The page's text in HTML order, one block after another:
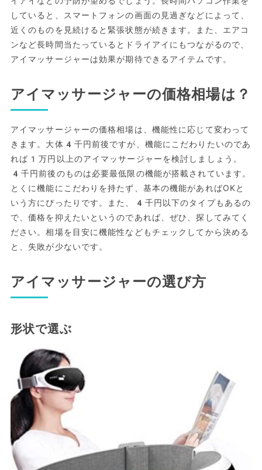
していると、スマートフォンの画面の見過ぎなどによって、
近くのものを見続けると緊張状態が続きます。また、エアコ
ンなど長時間当たっているとドライアイにもつながるので、
アイマッサージャーは効果が期待できるアイテムです。
アイマッサージャーの価格相場は？
アイマッサージャーの価格相場は、機能性に応じて変わって
きます。大体4千円前後ですが、機能にこだわりたいのであ
れば1万円以上のアイマッサージャーを検討しましょう。
4千円前後のものは必要最低限の機能が搭載されています。
とくに機能にこだわりを持たず、基本の機能があればOKと
いう方にぴったりです。また、4千円以下のタイプもあるの
で、価格を抑えたいというのであれば、ぜひ、探してみてく
ださい。相場を目安に機能性などもチェックしてから決める
と、失敗が少ないです。
アイマッサージャーの選び方
形状で選ぶ